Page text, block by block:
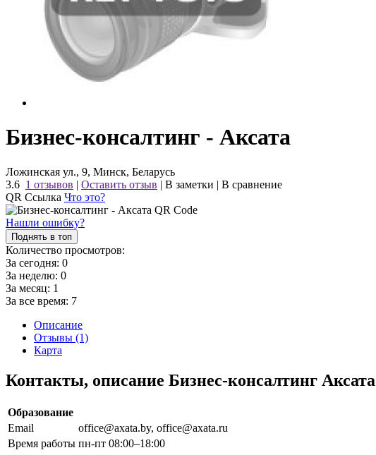
Бизнес-консалтинг - Аксата
Ложинская ул., 9, Минск, Беларусь
3.6 1 отзывов | Оставить отзыв | В заметки | В сравнение
QR Ссылка Что это?
Нашли ошибку?
Поднять в топ
Количество просмотров:
За сегодня: 0
За неделю: 0
За месяц: 1
За все время: 7
Описание
Отзывы (1)
Карта
Контакты, описание Бизнес-консалтинг Аксата
Образование
Email
office@axata.by, office@axata.ru
Время работы пн-пт 08:00–18:00